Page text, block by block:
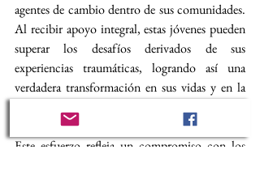
agentes de cambio dentro de sus comunidades.
Al recibir apoyo integral, estas jóvenes pueden
superar los desafíos derivados de sus
experiencias traumáticas, logrando así una
verdadera transformación en sus vidas y en la
Este esfuerzo refleja un compromiso con los